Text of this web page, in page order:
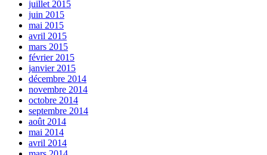
juillet 2015
juin 2015
mai 2015
avril 2015
mars 2015
février 2015
janvier 2015
décembre 2014
novembre 2014
octobre 2014
septembre 2014
août 2014
mai 2014
avril 2014